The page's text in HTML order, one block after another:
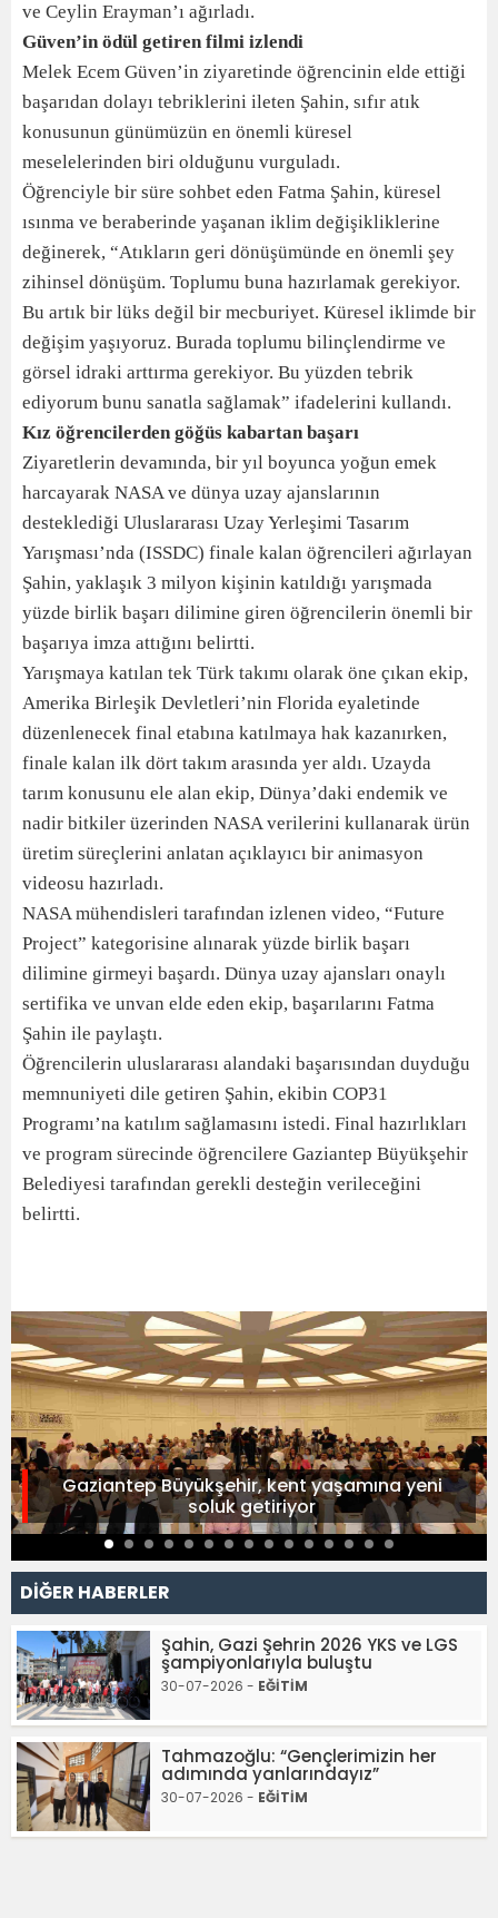
ve Ceylin Erayman’ı ağırladı.
Güven’in ödül getiren filmi izlendi
Melek Ecem Güven’in ziyaretinde öğrencinin elde ettiği
başarıdan dolayı tebriklerini ileten Şahin, sıfır atık
konusunun günümüzün en önemli küresel
meselelerinden biri olduğunu vurguladı.
Öğrenciyle bir süre sohbet eden Fatma Şahin, küresel
ısınma ve beraberinde yaşanan iklim değişikliklerine
değinerek, “Atıkların geri dönüşümünde en önemli şey
zihinsel dönüşüm. Toplumu buna hazırlamak gerekiyor.
Bu artık bir lüks değil bir mecburiyet. Küresel iklimde bir
değişim yaşıyoruz. Burada toplumu bilinçlendirme ve
görsel idraki arttırma gerekiyor. Bu yüzden tebrik
ediyorum bunu sanatla sağlamak” ifadelerini kullandı.
Kız öğrencilerden göğüs kabartan başarı
Ziyaretlerin devamında, bir yıl boyunca yoğun emek
harcayarak NASA ve dünya uzay ajanslarının
desteklediği Uluslararası Uzay Yerleşimi Tasarım
Yarışması’nda (ISSDC) finale kalan öğrencileri ağırlayan
Şahin, yaklaşık 3 milyon kişinin katıldığı yarışmada
yüzde birlik başarı dilimine giren öğrencilerin önemli bir
başarıya imza attığını belirtti.
Yarışmaya katılan tek Türk takımı olarak öne çıkan ekip,
Amerika Birleşik Devletleri’nin Florida eyaletinde
düzenlenecek final etabına katılmaya hak kazanırken,
finale kalan ilk dört takım arasında yer aldı. Uzayda
tarım konusunu ele alan ekip, Dünya’daki endemik ve
nadir bitkiler üzerinden NASA verilerini kullanarak ürün
üretim süreçlerini anlatan açıklayıcı bir animasyon
videosu hazırladı.
NASA mühendisleri tarafından izlenen video, “Future
Project” kategorisine alınarak yüzde birlik başarı
dilimine girmeyi başardı. Dünya uzay ajansları onaylı
sertifika ve unvan elde eden ekip, başarılarını Fatma
Şahin ile paylaştı.
Öğrencilerin uluslararası alandaki başarısından duyduğu
memnuniyeti dile getiren Şahin, ekibin COP31
Programı’na katılım sağlamasını istedi. Final hazırlıkları
ve program sürecinde öğrencilere Gaziantep Büyükşehir
Belediyesi tarafından gerekli desteğin verileceğini
belirtti.
Gaziantep Büyükşehir, kent yaşamına yeni
soluk getiriyor
DİĞER HABERLER
Şahin, Gazi Şehrin 2026 YKS ve LGS
şampiyonlarıyla buluştu
30-07-2026 - EĞİTİM
Tahmazoğlu: “Gençlerimizin her
adımında yanlarındayız”
30-07-2026 - EĞİTİM